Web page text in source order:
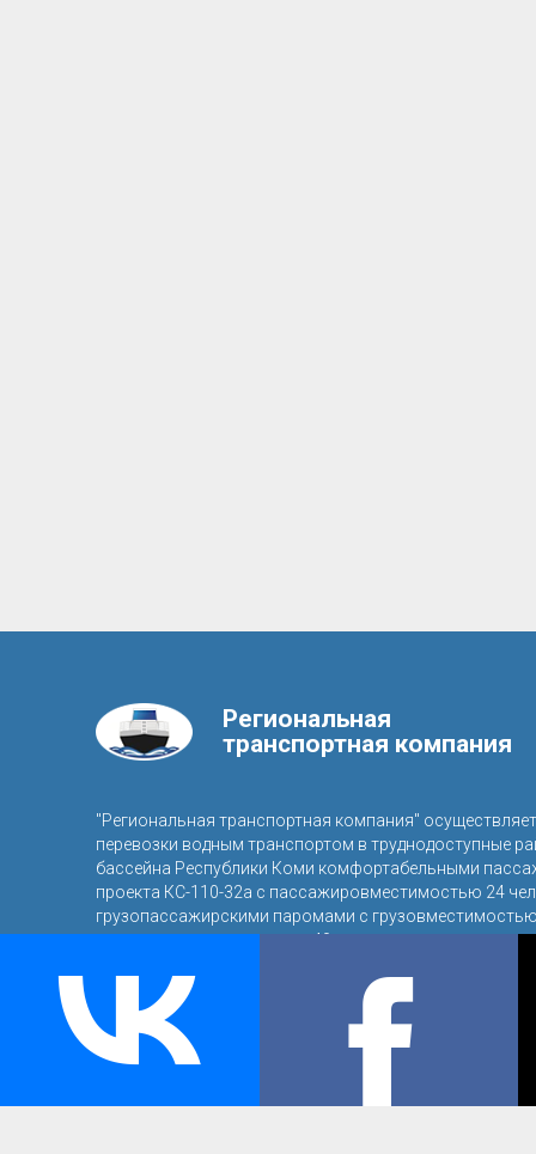
Региональная
транспортная компания
"Региональная транспортная компания"
перевозки водным транспортом в труднодоступные
бассейна Республики Коми комфортабельными
проекта КС-110-32а с пассажировместимостью 24
грузопассажирскими паромами с
пассажировместимостью 40 человек.